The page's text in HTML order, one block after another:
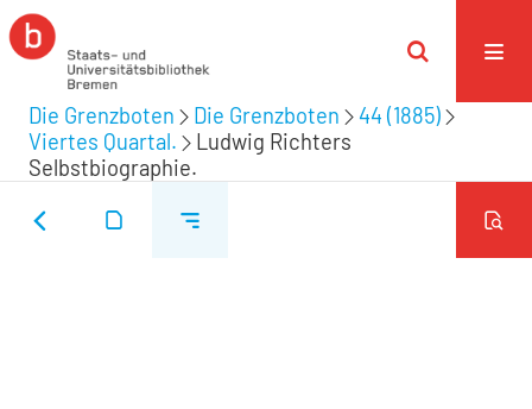
Die Grenzboten Die Grenzboten
44 (1885)
Viertes Quartal.
Ludwig Richters
Selbstbiographie.